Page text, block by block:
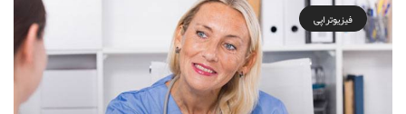
فیزیوتراپی